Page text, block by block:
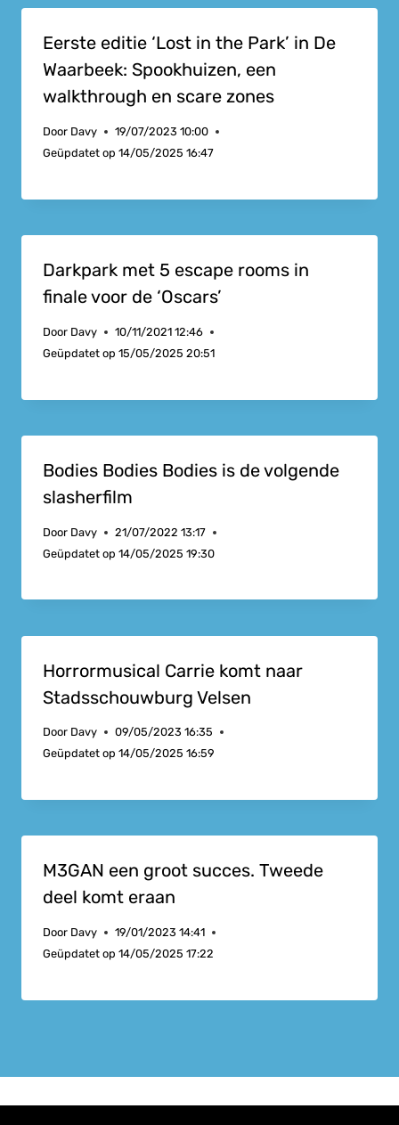
Eerste editie ‘Lost in the Park’ in De
Waarbeek: Spookhuizen, een
walkthrough en scare zones
Door Davy
19/07/2023 10:00
Geüpdatet op 14/05/2025 16:47
Darkpark met 5 escape rooms in
finale voor de ‘Oscars’
Door Davy
10/11/2021 12:46
Geüpdatet op 15/05/2025 20:51
Bodies Bodies Bodies is de volgende
slasherfilm
Door Davy
21/07/2022 13:17
Geüpdatet op 14/05/2025 19:30
Horrormusical Carrie komt naar
Stadsschouwburg Velsen
Door Davy
09/05/2023 16:35
Geüpdatet op 14/05/2025 16:59
M3GAN een groot succes. Tweede
deel komt eraan
Door Davy
19/01/2023 14:41
Geüpdatet op 14/05/2025 17:22